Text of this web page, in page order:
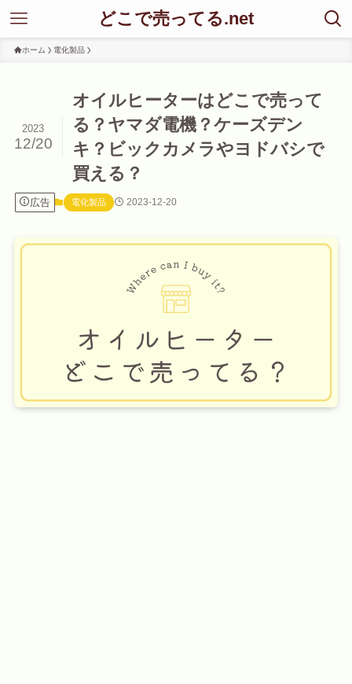
どこで売ってる.net
ホーム 電化製品
オイルヒーターはどこで売って
る？ヤマダ電機？ケーズデン
キ？ビックカメラやヨドバシで
買える？
2023
12/20
広告 電化製品 2023-12-20